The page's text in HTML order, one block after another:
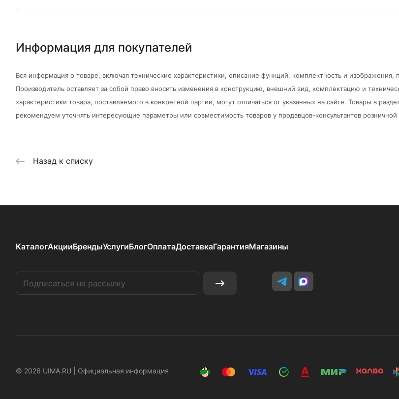
Информация для покупателей
Вся информация о товаре, включая технические характеристики, описание функций, комплектность и
Производитель оставляет за собой право вносить изменения в конструкцию, внешний вид, комплектацию и
характеристики товара, поставляемого в конкретной партии, могут отличаться от указанных на сайте. Товары в
рекомендуем уточнять интересующие параметры или совместимость товаров у продавцов-консультантов розничной
Назад к списку
КаталогАкцииБрендыУслугиБлогОплатаДоставкаГарантияМагазины
© 2026 UIMA.RU | Официальная информация